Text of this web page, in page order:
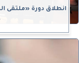
انطلاق دورة «ملتقى